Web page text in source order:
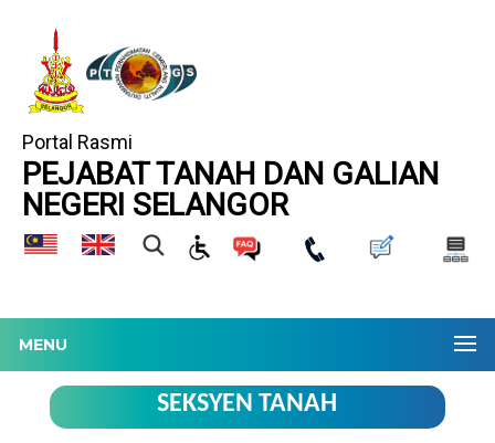
Portal Rasmi
PEJABAT TANAH DAN GALIAN
NEGERI SELANGOR
MENU
SEKSYEN TANAH